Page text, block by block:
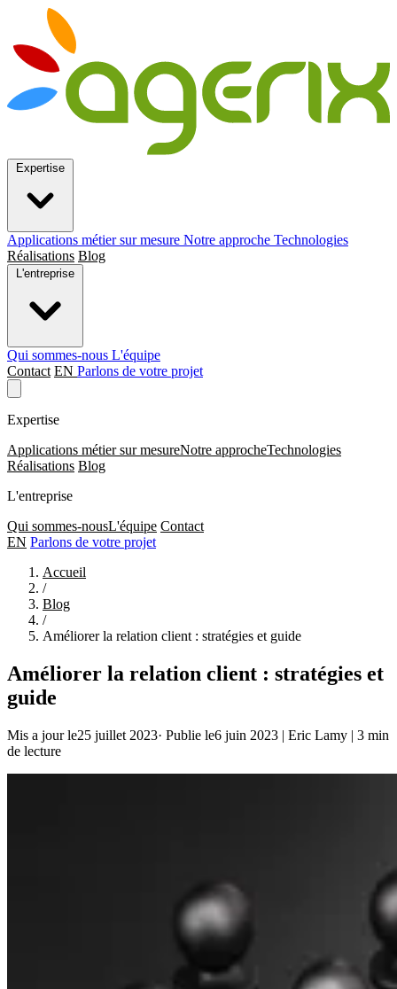
Applications métier sur mesure Notre approche Technologies
Réalisations Blog
Qui sommes-nous L'équipe
Contact EN Parlons de votre projet
Expertise
Applications métier sur mesureNotre approcheTechnologies
Réalisations Blog
L'entreprise
Qui sommes-nousL'équipe Contact
EN Parlons de votre projet
Accueil
/
Blog
/
Améliorer la relation client : stratégies et guide
Améliorer la relation client : stratégies et
guide
Mis a jour le25 juillet 2023· Publie le6 juin 2023 | Eric Lamy | 3 min
de lecture